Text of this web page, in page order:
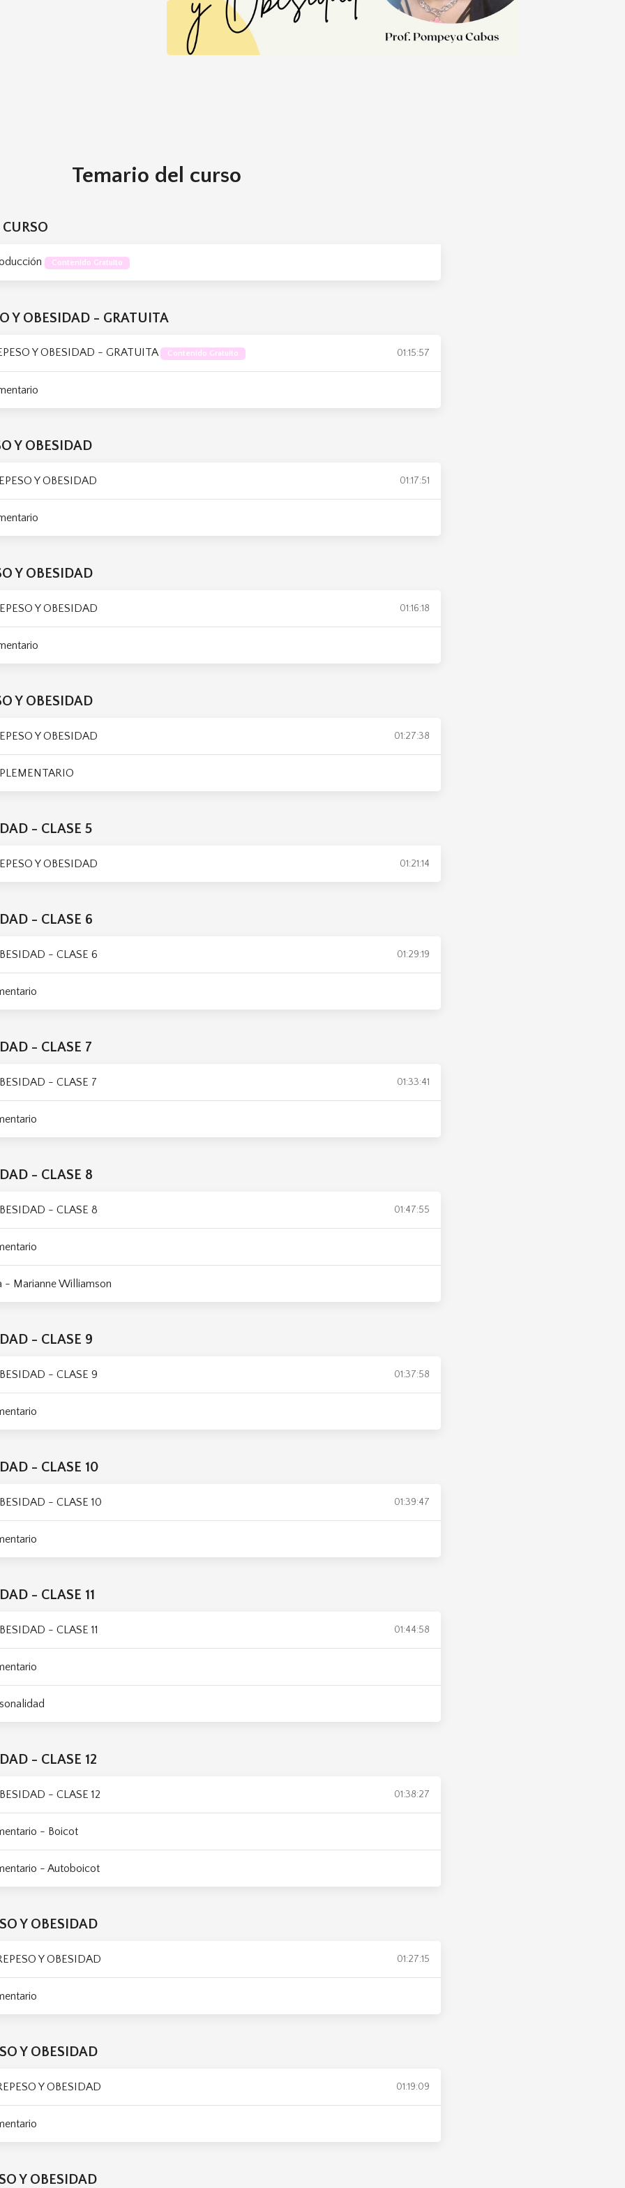
Temario del curso
Contenido Gratuito
Y OBESIDAD - GRATUITA
Y OBESIDAD - GRATUITA Contenido Gratuito 01:15:57
Y OBESIDAD
Y OBESIDAD 01:17:51
Y OBESIDAD
Y OBESIDAD 01:16:18
Y OBESIDAD
Y OBESIDAD 01:27:38
- CLASE 5
Y OBESIDAD 01:21:14
- CLASE 6
- CLASE 6 01:29:19
- CLASE 7
- CLASE 7 01:33:41
- CLASE 8
- CLASE 8 01:47:55
- Marianne Williamson
- CLASE 9
- CLASE 9 01:37:58
- CLASE 10
- CLASE 10 01:39:47
- CLASE 11
- CLASE 11 01:44:58
- CLASE 12
- CLASE 12 01:38:27
- Boicot
- Autoboicot
Y OBESIDAD
Y OBESIDAD 01:27:15
Y OBESIDAD
Y OBESIDAD 01:19:09
Y OBESIDAD